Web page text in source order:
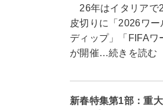
26年はイタリアで
皮切りに「2026ワ
ディップ」「FIFAワ
が開催…続きを読む
新春特集第1部：重